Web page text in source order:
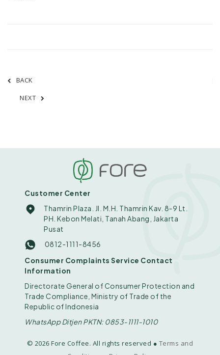
BACK
NEXT
Customer Center
Thamrin Plaza. Jl. M.H. Thamrin Kav. 8-9 Lt.
PH. Kebon Melati, Tanah Abang, Jakarta
Pusat
0812-1111-8456
Consumer Complaints Service Contact
Information
Directorate General of Consumer Protection and
Trade Compliance, Ministry of Trade of the
Republic of Indonesia
WhatsApp Ditjen PKTN: 0853-1111-1010
© 2026 Fore Coffee. All rights reserved ● Terms and